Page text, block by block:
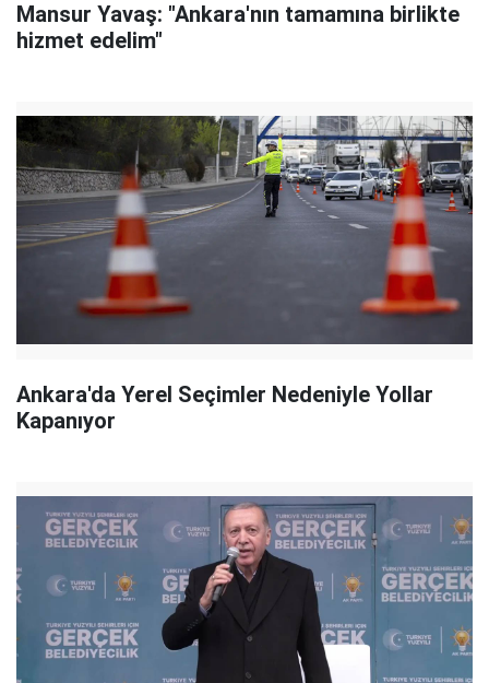
Mansur Yavaş: "Ankara'nın tamamına birlikte
hizmet edelim"
Ankara'da Yerel Seçimler Nedeniyle Yollar
Kapanıyor